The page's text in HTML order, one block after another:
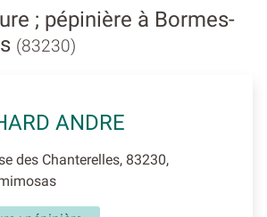
; pépinière à Bormes-
(83230)
ANDRE
des Chanterelles, 83230,